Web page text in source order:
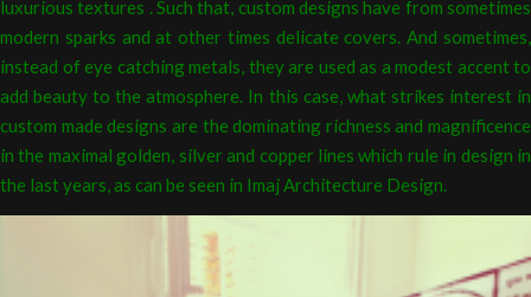
luxurious textures . Such that, custom designs have from sometimes
modern sparks and at other times delicate covers. And sometimes,
instead of eye catching metals, they are used as a modest accent to
add beauty to the atmosphere. In this case, what strikes interest in
custom made designs are the dominating richness and magnificence
in the maximal golden, silver and copper lines which rule in design in
the last years, as can be seen in Imaj Architecture Design.